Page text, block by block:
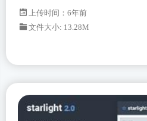
上传时间：6年前
文件大小: 13.28M